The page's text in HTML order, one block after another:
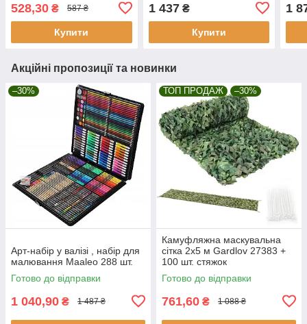
528,30 ₴ 587 ₴
Купити
1 437₴
Купити
1
Акційні пропозиції та новинки
–30%
Арт-набір у валізі , набір для
малювання Maaleo 288 шт.
Готово до відправки
1 040,90 ₴ 1 487 ₴
ТОП ПРОДАЖ –30%
Камуфляжна маскувальна
сітка 2x5 м Gardlov 27383 +
100 шт. стяжок
Готово до відправки
761,60 ₴ 1 088 ₴